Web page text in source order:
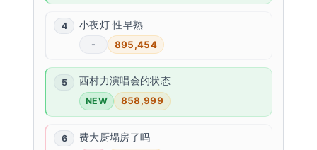
小夜灯 性早熟
- 895,454
西村力演唱会的状态
NEW 858,999
费大厨塌房了吗